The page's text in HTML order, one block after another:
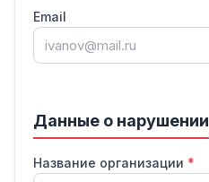
Email
Данные о нарушении
Название организации *